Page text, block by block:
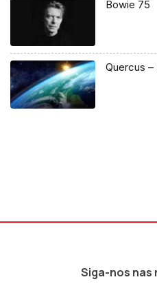
Bowie 75
Quercus
Siga-nos nas